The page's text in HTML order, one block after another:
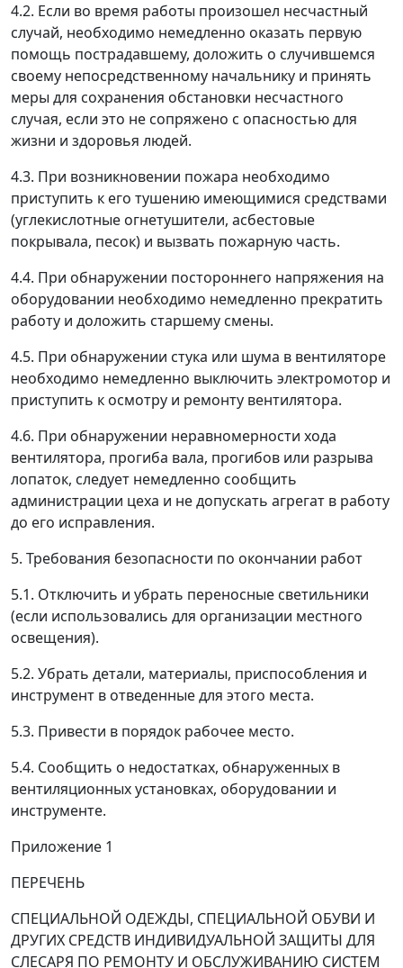
4.2. Если во время работы произошел несчастный
случай, необходимо немедленно оказать первую
помощь пострадавшему, доложить о случившемся
своему непосредственному начальнику и принять
меры для сохранения обстановки несчастного
случая, если это не сопряжено с опасностью для
жизни и здоровья людей.
4.3. При возникновении пожара необходимо
приступить к его тушению имеющимися средствами
(углекислотные огнетушители, асбестовые
покрывала, песок) и вызвать пожарную часть.
4.4. При обнаружении постороннего напряжения на
оборудовании необходимо немедленно прекратить
работу и доложить старшему смены.
4.5. При обнаружении стука или шума в вентиляторе
необходимо немедленно выключить электромотор и
приступить к осмотру и ремонту вентилятора.
4.6. При обнаружении неравномерности хода
вентилятора, прогиба вала, прогибов или разрыва
лопаток, следует немедленно сообщить
администрации цеха и не допускать агрегат в работу
до его исправления.
5. Требования безопасности по окончании работ
5.1. Отключить и убрать переносные светильники
(если использовались для организации местного
освещения).
5.2. Убрать детали, материалы, приспособления и
инструмент в отведенные для этого места.
5.3. Привести в порядок рабочее место.
5.4. Сообщить о недостатках, обнаруженных в
вентиляционных установках, оборудовании и
инструменте.
Приложение 1
ПЕРЕЧЕНЬ
СПЕЦИАЛЬНОЙ ОДЕЖДЫ, СПЕЦИАЛЬНОЙ ОБУВИ И
ДРУГИХ СРЕДСТВ ИНДИВИДУАЛЬНОЙ ЗАЩИТЫ ДЛЯ
СЛЕСАРЯ ПО РЕМОНТУ И ОБСЛУЖИВАНИЮ СИСТЕМ